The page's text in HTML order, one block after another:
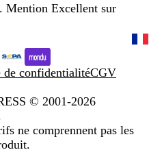
Mention Excellent sur
de confidentialitéCGV
© 2001-2026
ne comprennent pas les